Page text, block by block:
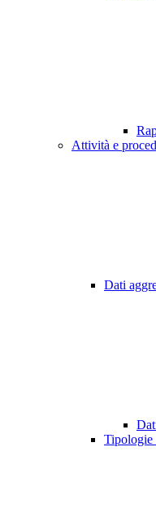
Attività e
Dati
Tipologie